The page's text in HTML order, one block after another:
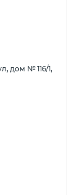
дом № 116/1,